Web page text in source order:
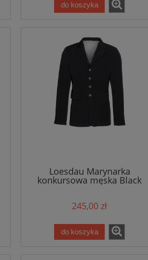
do koszyka
Loesdau Marynarka
konkursowa męska Black
Forest
245,00 zł
do koszyka